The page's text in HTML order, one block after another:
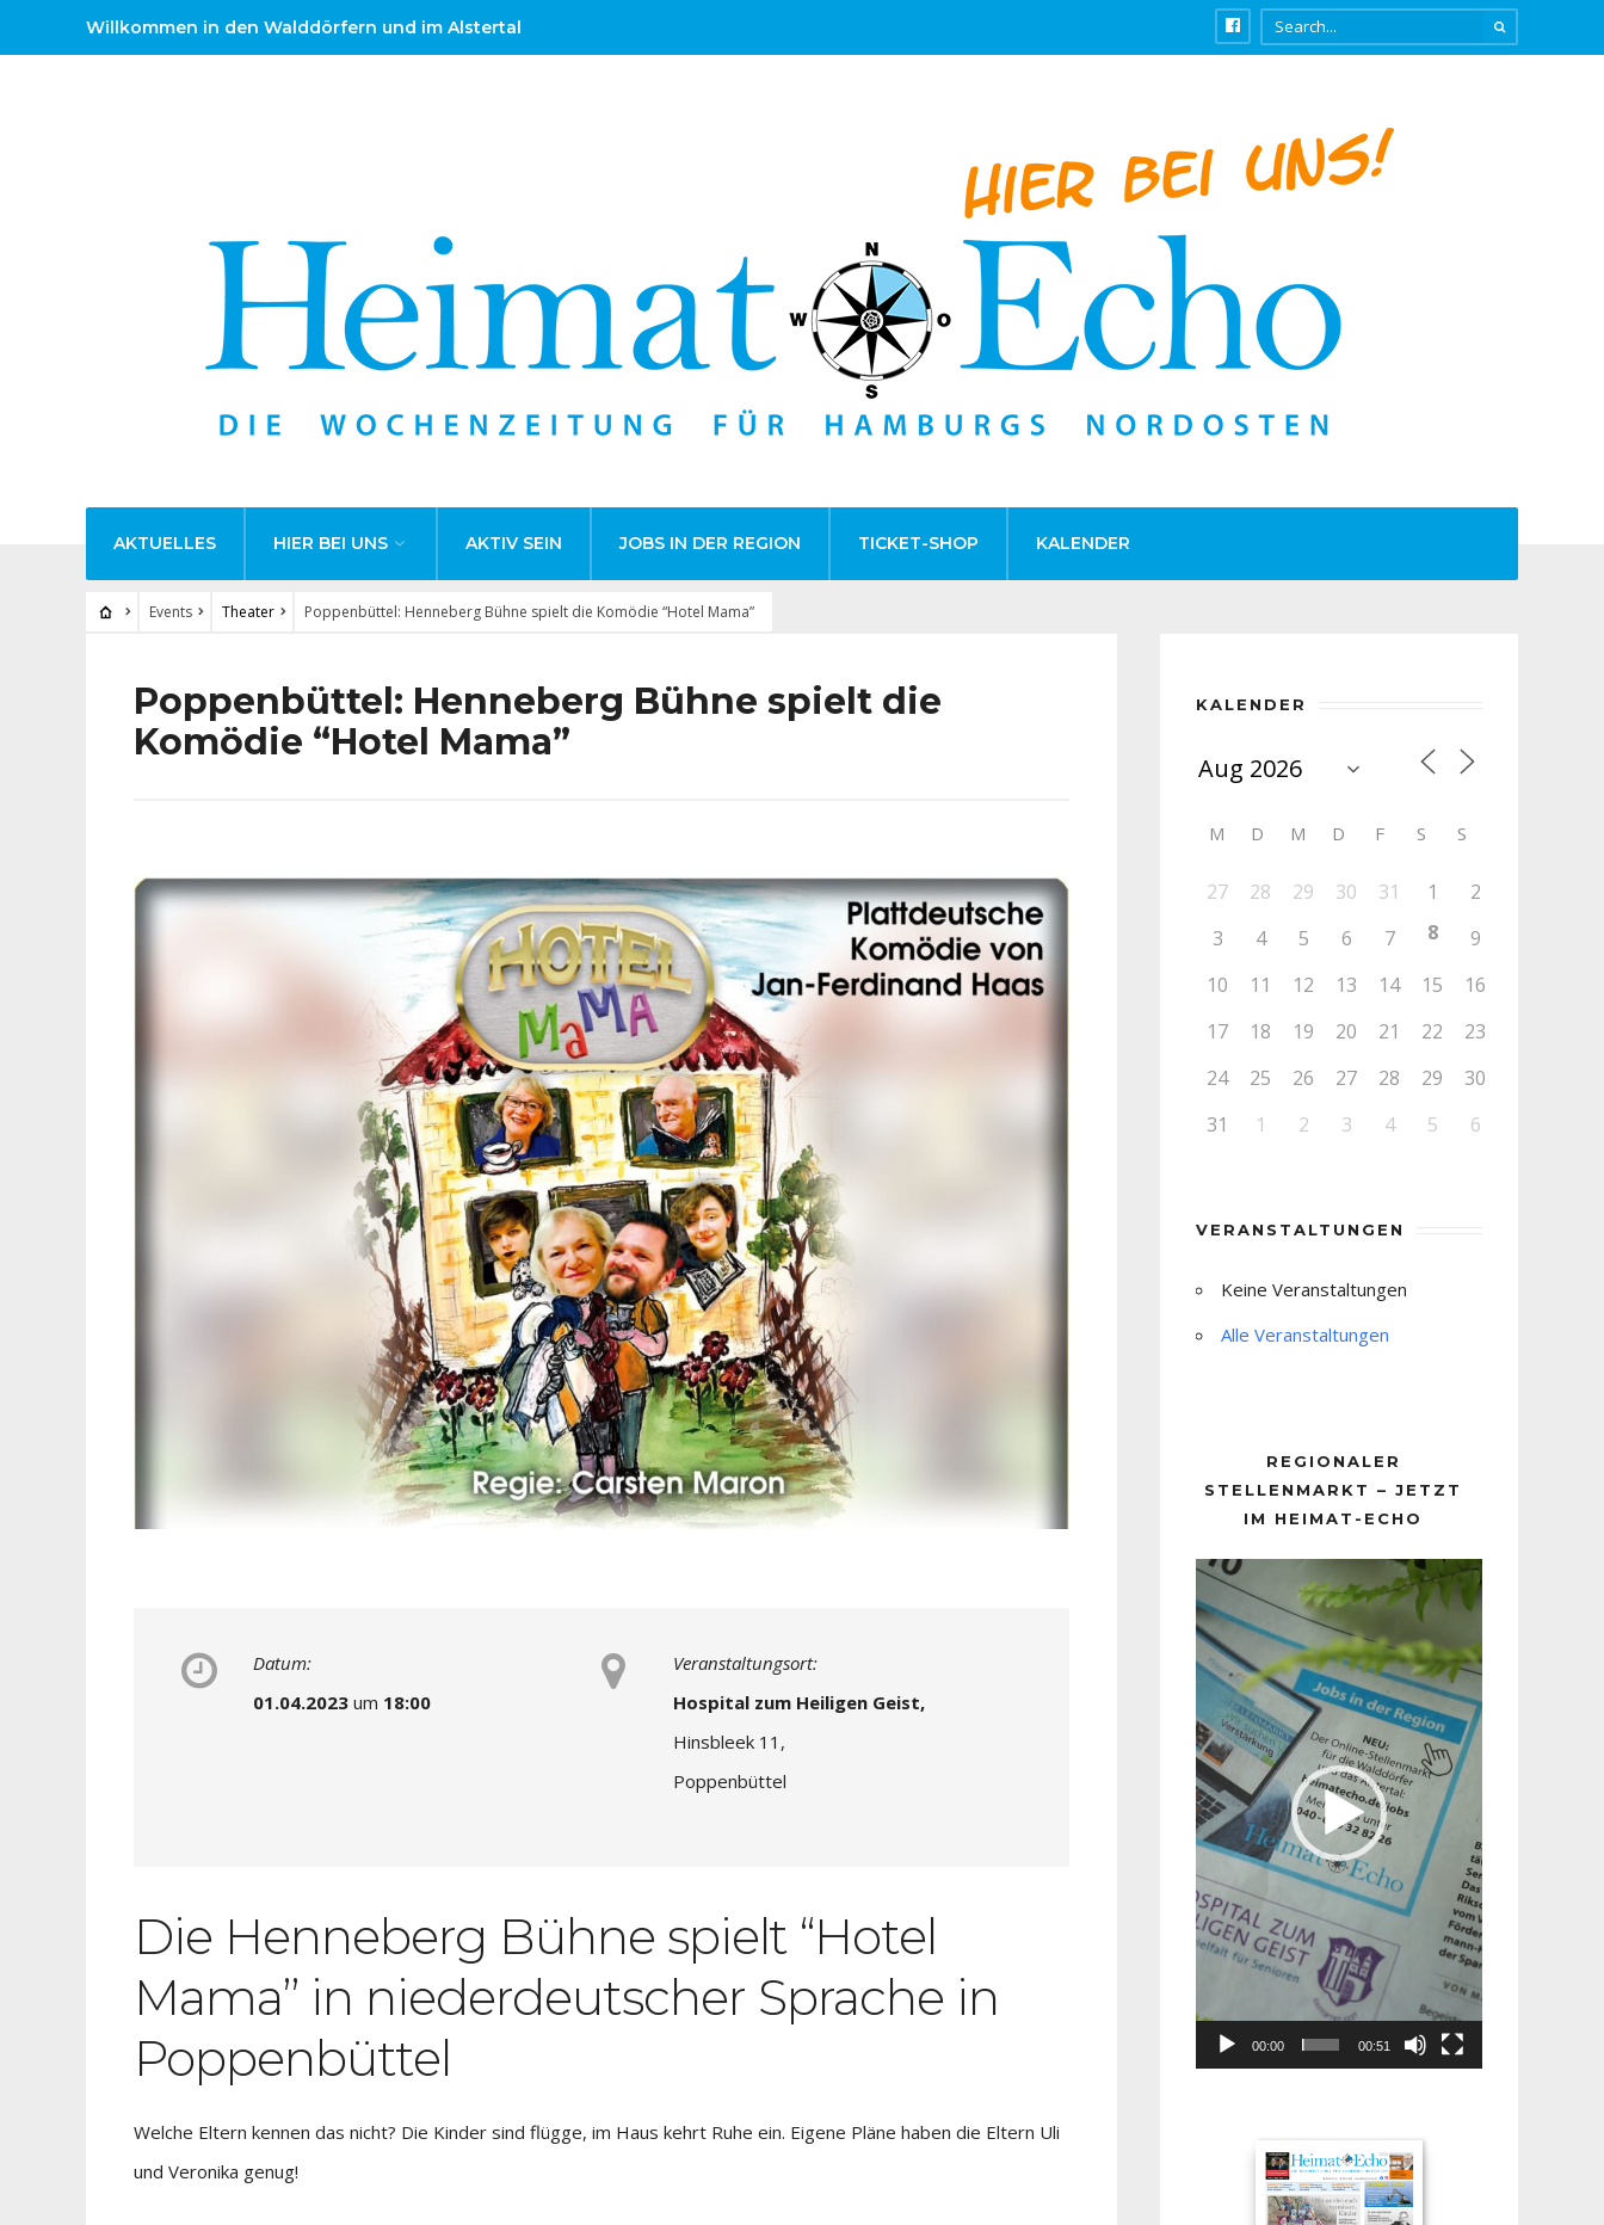
Willkommen in den Walddörfern und im Alstertal
AKTUELLES HIER BEI UNS AKTIV SEIN JOBS IN DER REGION TICKET-SHOP KALENDER
Events Theater Poppenbüttel: Henneberg Bühne spielt die Komödie “Hotel Mama”
Poppenbüttel: Henneberg Bühne spielt die
Komödie “Hotel Mama”
Datum:
01.04.2023 um 18:00
Veranstaltungsort:
Hospital zum Heiligen Geist,
Hinsbleek 11,
Poppenbüttel
Die Henneberg Bühne spielt “Hotel
Mama” in niederdeutscher Sprache in
Poppenbüttel
Welche Eltern kennen das nicht? Die Kinder sind flügge, im Haus kehrt Ruhe ein. Eigene Pläne haben die Eltern Uli
und Veronika genug!
KALENDER
M D M D F S S
27 28 29 30 31 1
2
3
4 5 6 7 8
9
10
11 12 13 14 15
16
17
18 19 20 21 22
23
24
25 26 27 28 29
30
31
1 2 3 4 5 6
VERANSTALTUNGEN
Keine Veranstaltungen
Alle Veranstaltungen
REGIONALER
STELLENMARKT – JETZT
IM HEIMAT-ECHO
Player
00:00 00:51